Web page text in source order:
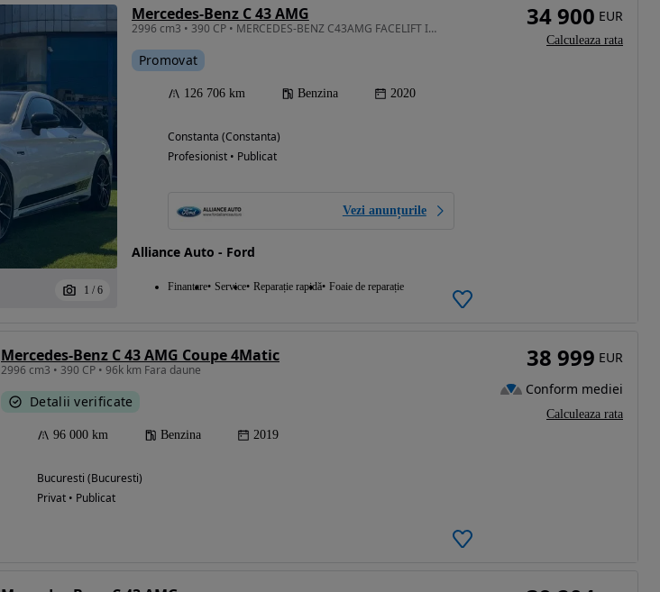
1 / 6
Mercedes-Benz C 43 AMG
2996 cm3 • 390 CP • MERCEDES-BENZ C43AMG FACELIFT IN STOC CONSTANTA
Promovat
126 706 km Benzina 2020
Constanta (Constanta)
Profesionist • Publicat
Vezi anunțurile
Alliance Auto - Ford
Finantare Service Reparație rapidă Foaie de reparație
34 900 EUR
Calculeaza rata
Mercedes-Benz C 43 AMG Coupe 4Matic
2996 cm3 • 390 CP • 96k km Fara daune
Detalii verificate
96 000 km Benzina 2019
Bucuresti (Bucuresti)
Privat • Publicat
38 999 EUR
Conform mediei
Calculeaza rata